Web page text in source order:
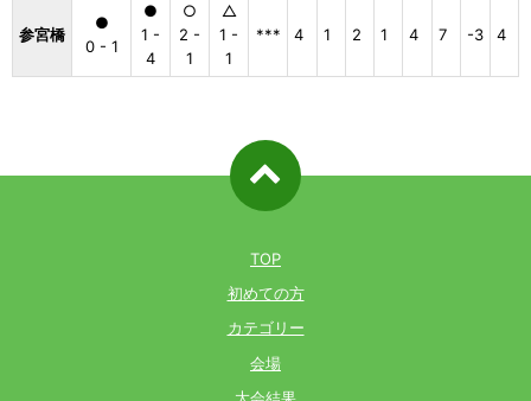
参宮橋
●
0 - 1
●
1 -
4
○
2 -
1
△
1 -
1
*** 4 1 2 1 4 7 -3 4
TOP
初めての方
カテゴリー
会場